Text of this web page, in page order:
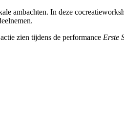
ambachten. In deze
zien tijdens de performance Erste